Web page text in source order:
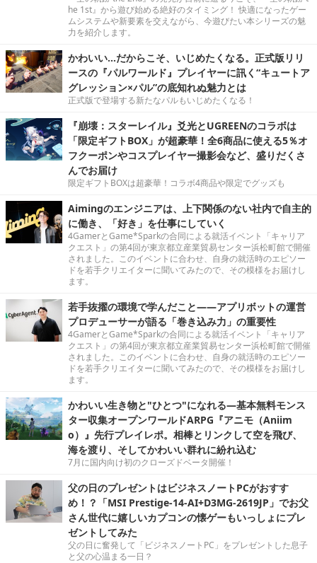
he 1st』から遊び始める絶好のタイミング！ 快適になったゲー
ムシステムや新要素を交えながら、今遊びたい本シリーズの魅
力を紹介します。
かわいい…だからこそ、いじめたくなる。正式版リリ
ースの『パルワールド』プレイヤーに訊く“キュートア
グレッション×パル”の底知れぬ魅力とは
正式版で登場する新たなパルもいじめたくなる！
『崩壊：スターレイル』爻光とUGREENのコラボは
「限定ギフトBOX」が超豪華！全6商品に使える5％オ
フクーポンやコスプレイヤー撮影会など、盛りだくさ
んでお届け
限定ギフトBOXは超豪華！コラボ4商品や限定でグッズも
Aimingのエンジニアは、上下関係のない社内で自主的
に働き、「好き」を仕事にしていく
4GamerとGame*Sparkの合同による就活イベント「キャリア
クエスト」の第4回が東京都立産業貿易センター浜松町館で開催
されました。このイベントに合わせ、自身の就活時のエピソー
ドを若手クリエイターに聞いてみたので、その模様をお届けし
ます。
若手抜擢の環境で学んだこと――アプリボットの運営
プロデューサーが語る「巻き込み力」の重要性
4GamerとGame*Sparkの合同による就活イベント「キャリア
クエスト」の第4回が東京都立産業貿易センター浜松町館で開催
されました。このイベントに合わせ、自身の就活時のエピソー
ドを若手クリエイターに聞いてみたので、その模様をお届けし
ます。
かわいい生き物と"ひとつ"になれる―基本無料モンス
ター収集オープンワールドARPG『アニモ（Aniim
o）』先行プレイレポ。相棒とリンクして空を飛び、
海を渡り、そしてかわいい群れに紛れ込む
7月に国内向け初のクローズドベータ開催！
父の日のプレゼントはビジネスノートPCがおすす
め！？「MSI Prestige-14-AI+D3MG-2619JP」でお父
さん世代に嬉しいカプコンの懐ゲーもいっしょにプレ
ゼントしてみた
父の日に奮発して「ビジネスノートPC」をプレゼントした息子
と父の心温まる一日？